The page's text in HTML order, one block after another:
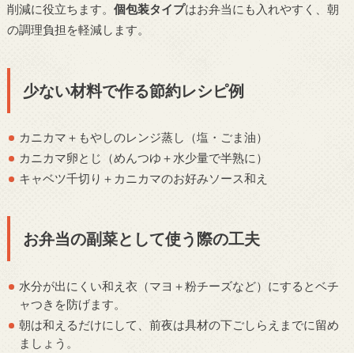
削減に役立ちます。 個包装タイプはお弁当にも入れやすく、朝
の調理負担を軽減します。
少ない材料で作る節約レシピ例
カニカマ＋もやしのレンジ蒸し（塩・ごま油）
カニカマ卵とじ（めんつゆ＋水少量で半熟に）
キャベツ千切り＋カニカマのお好みソース和え
お弁当の副菜として使う際の工夫
水分が出にくい和え衣（マヨ＋粉チーズなど）にするとベチ
ャつきを防げます。
朝は和えるだけにして、前夜は具材の下ごしらえまでに留め
ましょう。